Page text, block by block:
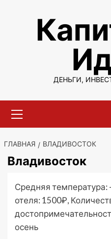
содержимому
ДЕНЬГИ,
меню
ГЛАВНАЯ ВЛАДИВОСТОК
Владивосток
Средняя температура:
отеля: 1500₽,
осень